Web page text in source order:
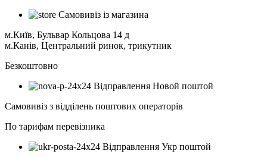
Самовивіз із магазина
м.Київ, Бульвар Кольцова 14 д
м.Канів, Центральний ринок, трикутник
Безкоштовно
Відправлення Новой поштой
Самовивіз з відділень поштових операторів
По тарифам перевізника
Відправлення Укр поштой